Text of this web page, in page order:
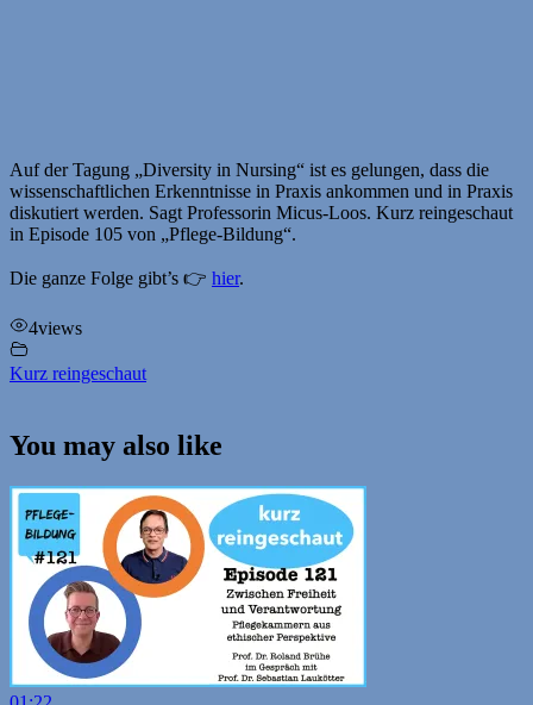
Auf der Tagung „Diversity in Nursing“ ist es gelungen, dass die
wissenschaftlichen Erkenntnisse in Praxis ankommen und in Praxis
diskutiert werden. Sagt Professorin Micus-Loos. Kurz reingeschaut
in Episode 105 von „Pflege-Bildung“.
Die ganze Folge gibt’s 👉 hier.
4views
Kurz reingeschaut
You may also like